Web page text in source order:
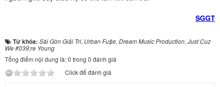
SGGT
Từ khóa: Sài Gòn Giải Trí, Urban Fu$e, Dream Music Production, Just Cuz
We #039;re Young
Tổng điểm nội dung là: 0 trong 0 đánh giá
Click để đánh giá